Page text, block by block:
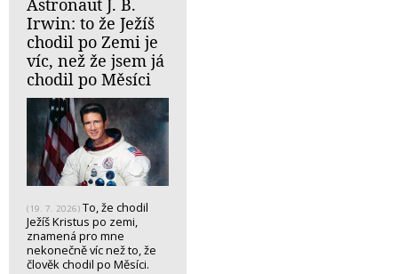
Irwin: to že Ježíš
chodil po Zemi je
víc, než že jsem já
chodil po Měsíci
(19. 7. 2026) To, že chodil
Ježíš Kristus po zemi,
znamená pro mne
nekonečně víc než to, že
člověk chodil po Měsíci.